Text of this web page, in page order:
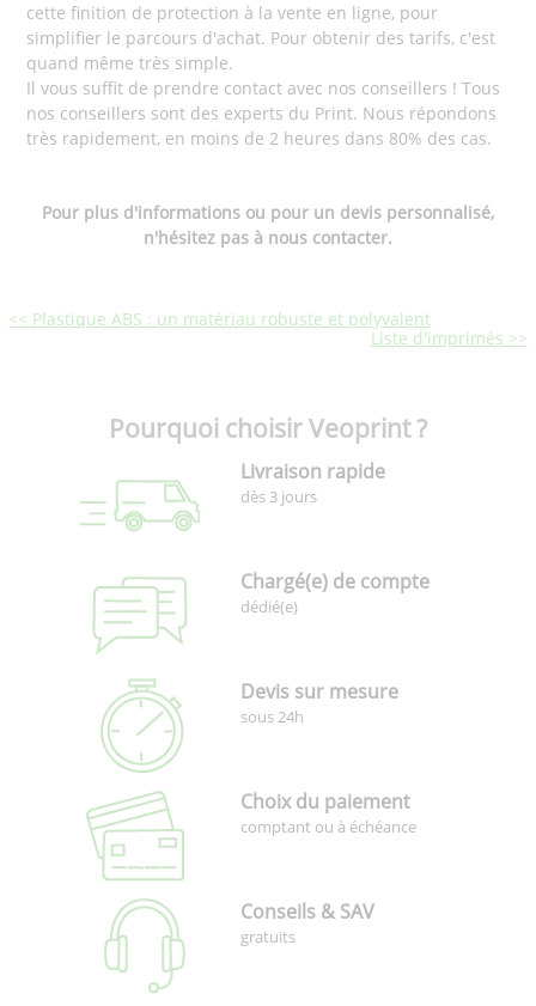
cette finition de protection à la vente en ligne, pour
simplifier le parcours d'achat. Pour obtenir des tarifs, c'est
quand même très simple.
Il vous suffit de prendre contact avec nos conseillers ! Tous
nos conseillers sont des experts du Print. Nous répondons
très rapidement, en moins de 2 heures dans 80% des cas.
Pour plus d'informations ou pour un devis personnalisé,
n'hésitez pas à nous contacter.
<< Plastique ABS : un matériau robuste et polyvalent
Liste d'imprimés >>
Pourquoi choisir Veoprint ?
Livraison rapide
dès 3 jours
Chargé(e) de compte
dédié(e)
Devis sur mesure
sous 24h
Choix du paiement
comptant ou à échéance
Conseils & SAV
gratuits